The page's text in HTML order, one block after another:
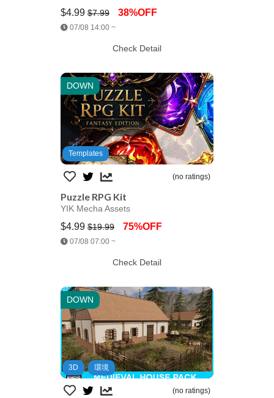
$4.99 $7.99 38%OFF
07/08 14:00 ~
Check Detail
DOWN
Jump AssetStore
Templates
(no ratings)
Puzzle RPG Kit
YIK Mecha Assets
$4.99 $19.99 75%OFF
07/08 07:00 ~
Check Detail
DOWN
Jump AssetStore
3D 環境
(no ratings)